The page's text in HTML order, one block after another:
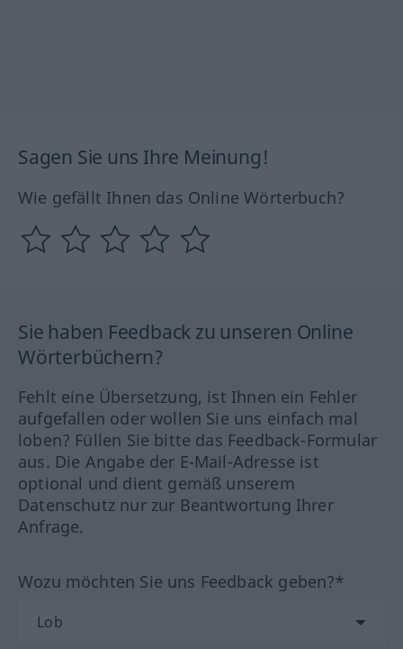
Sagen Sie uns Ihre Meinung!
Wie gefällt Ihnen das Online Wörterbuch?
Sie haben Feedback zu unseren Online
Wörterbüchern?
Fehlt eine Übersetzung, ist Ihnen ein Fehler
aufgefallen oder wollen Sie uns einfach mal
loben? Füllen Sie bitte das Feedback-Formular
aus. Die Angabe der E-Mail-Adresse ist
optional und dient gemäß unserem
Datenschutz nur zur Beantwortung Ihrer
Anfrage.
Wozu möchten Sie uns Feedback geben?*